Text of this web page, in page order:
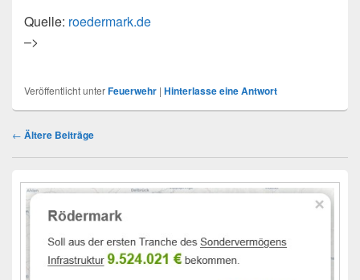
Quelle: roedermark.de
–>
Veröffentlicht unterFeuerwehr | Hinterlasse eine Antwort
Beitragsnavigation
← Ältere Beiträge
Seitenleisten-
Widgetbereich